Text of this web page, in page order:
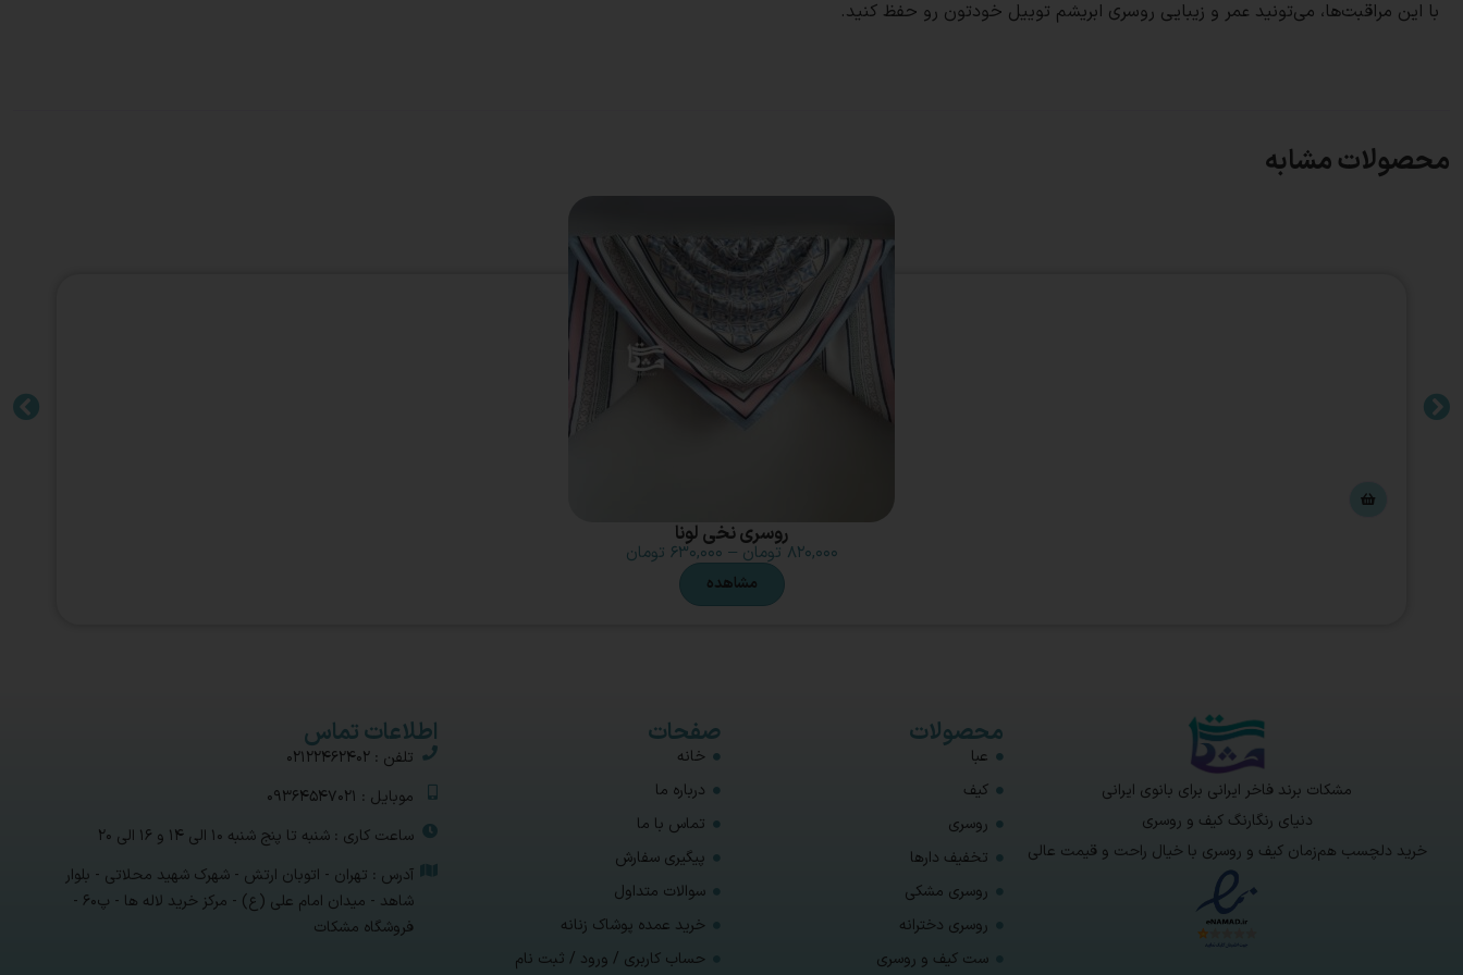
با این مراقبت‌ها، می‌تونید عمر و زیبایی روسری ابریشم توییل خودتون رو حفظ کنید.
محصولات مشابه
روسری نخی لونا
۸۲۰,۰۰۰ تومان – ۶۳۰,۰۰۰ تومان
مشاهده
مشکات برند فاخر ایرانی برای بانوی ایرانی
دنیای رنگارنگ کیف و روسری
خرید دلچسب هم‌زمان کیف و روسری با خیال راحت و قیمت عالی
محصولات
عبا
کیف
روسری
تخفیف دارها
روسری مشکی
روسری دخترانه
ست کیف و روسری
صفحات
خانه
درباره ما
تماس با ما
پیگیری سفارش
سوالات متداول
خرید عمده پوشاک زنانه
حساب کاربری / ورود / ثبت نام
اطلاعات تماس
تلفن : 02122462402
موبایل : 09364547021
ساعت کاری : شنبه تا پنج شنبه 10 الی 14 و 16 الی 20
آدرس : تهران - اتوبان ارتش - شهرک شهید محلاتی - بلوار
شاهد - میدان امام علی (ع) - مرکز خرید لاله ها - پ۶۰ -
فروشگاه مشکات